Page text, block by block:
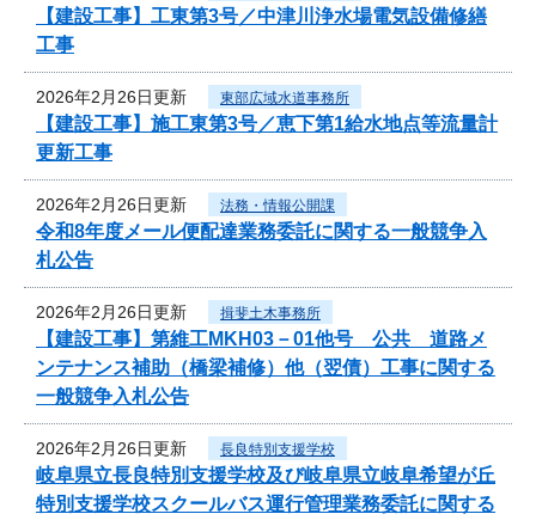
【建設工事】工東第3号／中津川浄水場電気設備修繕
工事
2026年2月26日更新 東部広域水道事務所
【建設工事】施工東第3号／恵下第1給水地点等流量計
更新工事
2026年2月26日更新 法務・情報公開課
令和8年度メール便配達業務委託に関する一般競争入
札公告
2026年2月26日更新 揖斐土木事務所
【建設工事】第維工MKH03－01他号 公共 道路メ
ンテナンス補助（橋梁補修）他（翌債）工事に関する
一般競争入札公告
2026年2月26日更新 長良特別支援学校
岐阜県立長良特別支援学校及び岐阜県立岐阜希望が丘
特別支援学校スクールバス運行管理業務委託に関する